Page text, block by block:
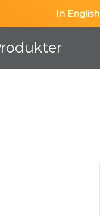
In English